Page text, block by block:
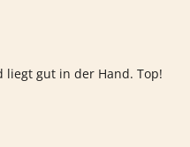
liegt gut in der Hand. Top!